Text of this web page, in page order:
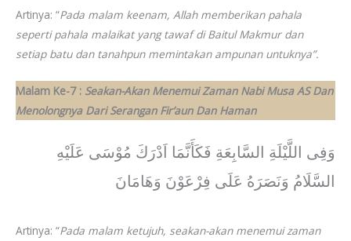
Artinya: “Pada malam keenam, Allah memberikan pahala
seperti pahala malaikat yang tawaf di Baitul Makmur dan
setiap batu dan tanahpun memintakan ampunan untuknya”.
Malam Ke-7 : Seakan-Akan Menemui Zaman Nabi Musa AS Dan
Menolongnya Dari Serangan Fir’aun Dan Haman
وَفِى اللَّيْلَةِ السَّابِعَةِ فَكَأَنَّمَا اَدْرَكَ مُوْسَى عَلَيْهِ
السَّلَامُ وَنَصَرَهُ عَلَى فِرْعَوْنَ وَهَامَانَ
Artinya: “Pada malam ketujuh, seakan-akan menemui zaman